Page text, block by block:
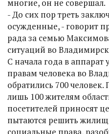
многие, он не совершал.
- До сих пор треть
осужденные, - говорит
рада за семью
ситуаций во
С начала года в
правам человека во
обратились 700
лишь 100 жителям
посетителей приносят
пытаются решить